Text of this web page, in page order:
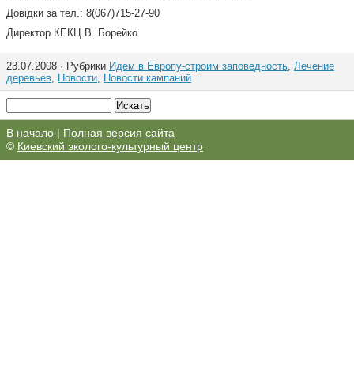
Довідки за тел.: 8(067)715-27-90
Директор КЕКЦ В. Борейко
23.07.2008 · Рубрики Идем в Европу-строим заповедность, Лечение
деревьев, Новости, Новости кампаний
В начало | Полная версия сайта
© Киевский эколого-культурный центр